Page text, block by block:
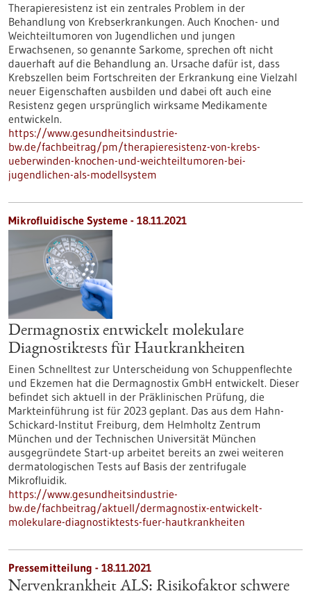
Therapieresistenz ist ein zentrales Problem in der
Behandlung von Krebserkrankungen. Auch Knochen- und
Weichteiltumoren von Jugendlichen und jungen
Erwachsenen, so genannte Sarkome, sprechen oft nicht
dauerhaft auf die Behandlung an. Ursache dafür ist, dass
Krebszellen beim Fortschreiten der Erkrankung eine Vielzahl
neuer Eigenschaften ausbilden und dabei oft auch eine
Resistenz gegen ursprünglich wirksame Medikamente
entwickeln.
https://www.gesundheitsindustrie-
bw.de/fachbeitrag/pm/therapieresistenz-von-krebs-
ueberwinden-knochen-und-weichteiltumoren-bei-
jugendlichen-als-modellsystem
Mikrofluidische Systeme - 18.11.2021
Dermagnostix entwickelt molekulare
Diagnostiktests für Hautkrankheiten
Einen Schnelltest zur Unterscheidung von Schuppenflechte
und Ekzemen hat die Dermagnostix GmbH entwickelt. Dieser
befindet sich aktuell in der Präklinischen Prüfung, die
Markteinführung ist für 2023 geplant. Das aus dem Hahn-
Schickard-Institut Freiburg, dem Helmholtz Zentrum
München und der Technischen Universität München
ausgegründete Start-up arbeitet bereits an zwei weiteren
dermatologischen Tests auf Basis der zentrifugale
Mikrofluidik.
https://www.gesundheitsindustrie-
bw.de/fachbeitrag/aktuell/dermagnostix-entwickelt-
molekulare-diagnostiktests-fuer-hautkrankheiten
Pressemitteilung - 18.11.2021
Nervenkrankheit ALS: Risikofaktor schwere